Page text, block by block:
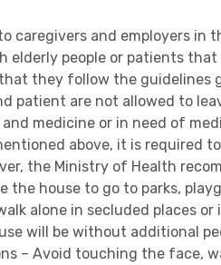
caregivers and employers
elderly people or patients
they follow the guidelines
patient are not allowed to
medicine or in need of
above, it is required
the Ministry of Health
the house to go to parks,
alone in secluded places
will be without additional
– Avoid touching the face,